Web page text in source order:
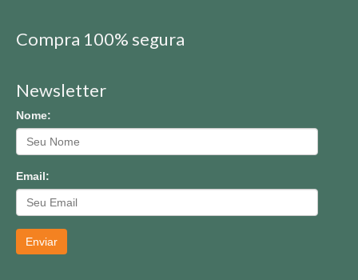
Compra 100% segura
Newsletter
Nome:
Email:
Enviar